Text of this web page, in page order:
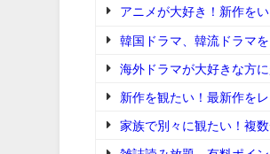
アニメが大好き！新作を
韓国ドラマ、韓流ドラマ
海外ドラマが大好きな方
新作を観たい！最新作を
家族で別々に観たい！複